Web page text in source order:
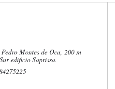
Montes de Oca, 200 m
edificio Saprissa.